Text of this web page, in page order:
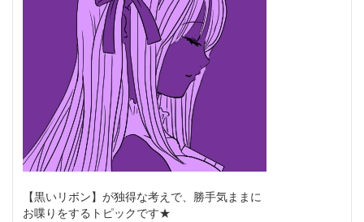
【黒いリボン】が独得な考えで、勝手気ままに
お喋りをするトピックです★